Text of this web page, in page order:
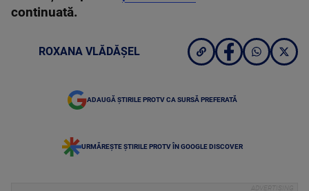
continuată.
ROXANA VLĂDĂȘEL
ADAUGĂ ȘTIRILE PROTV CA SURSĂ PREFERATĂ
URMĂREȘTE ȘTIRILE PROTV ÎN GOOGLE DISCOVER